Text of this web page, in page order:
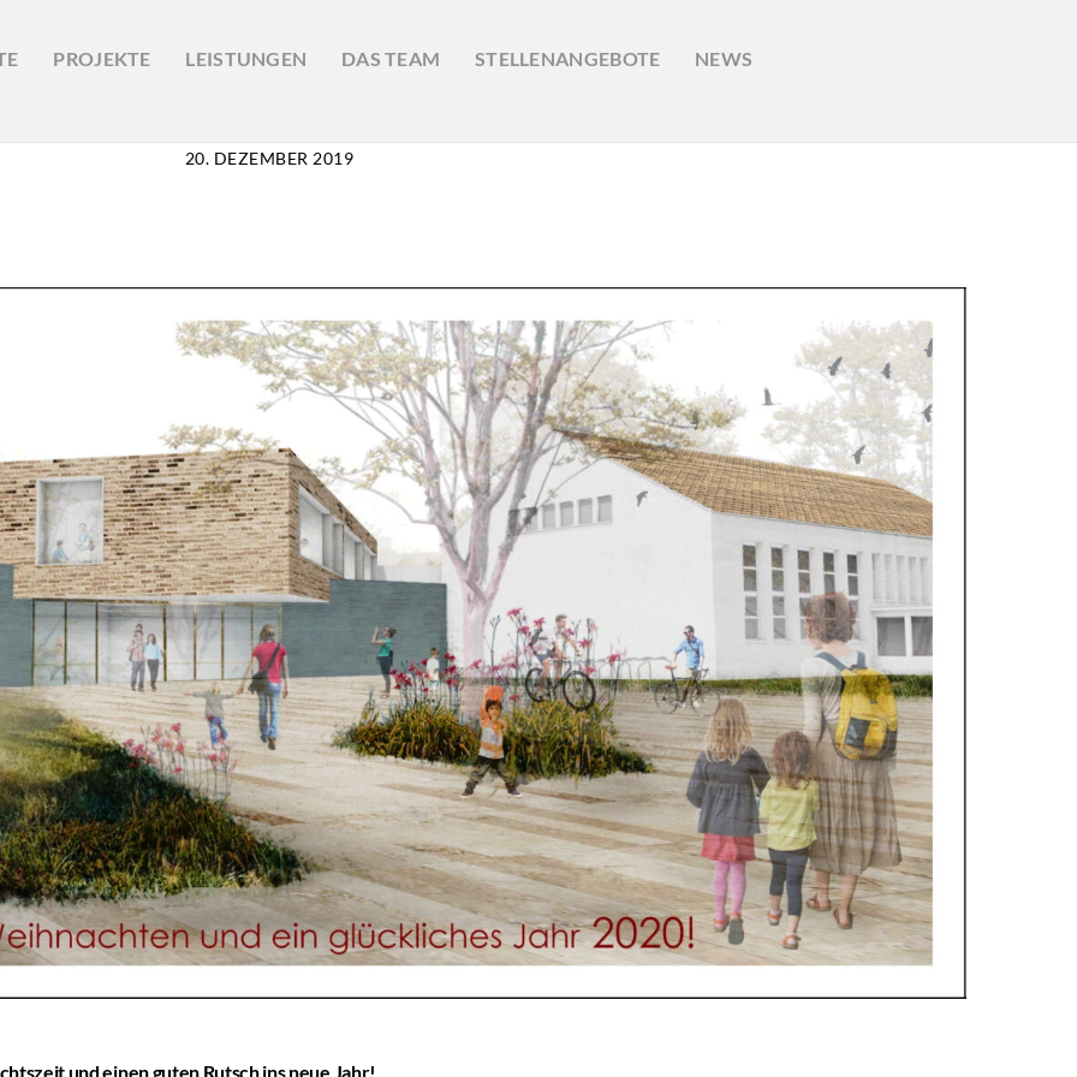
PROJEKTE LEISTUNGEN DAS TEAM STELLENANGEBOTE NEWS
20. DEZEMBER 2019
und einen guten Rutsch ins neue Jahr!